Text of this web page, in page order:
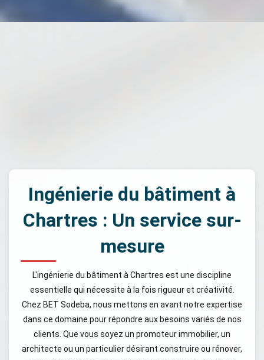
Ingénierie du bâtiment à
Chartres : Un service sur-
mesure
L'ingénierie du bâtiment à Chartres est une discipline
essentielle qui nécessite à la fois rigueur et créativité.
Chez BET Sodeba, nous mettons en avant notre expertise
dans ce domaine pour répondre aux besoins variés de nos
clients. Que vous soyez un promoteur immobilier, un
architecte ou un particulier désirant construire ou rénover,